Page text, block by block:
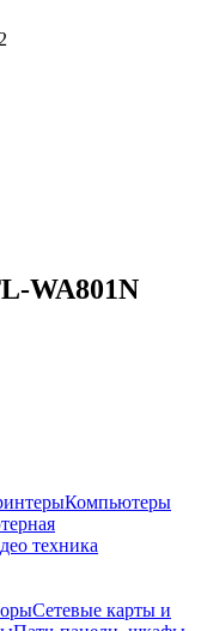
WA801N
Компьютеры
техника
Сетевые карты и